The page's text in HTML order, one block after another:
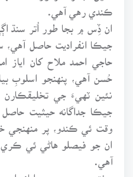
ڪندي رهي آهي.
ان ڏِس ۾ بجا طور اُتر سنڌ
جيڪا انفراديت حاصل
حاجي احمد ملاح کان اياز
حُسن آهي، پنهنجو اسلوبِ
نئين ٽهيءَ جي تخليقڪارن
جيڪا جداگانه حيثيت
وقت ئي ڪندو، پر منهنجي
ان جو فيصلو هاڻي ئي ڪري
آهي.
مختصر عرصي ۾ اياز